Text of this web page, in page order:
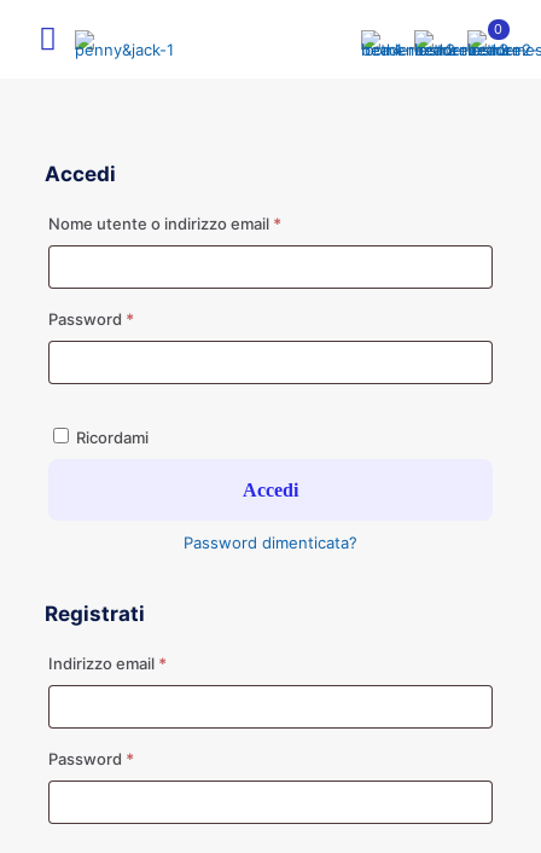
0
Accedi
Nome utente o indirizzo email *Richiesto
Password *Richiesto
Ricordami
Accedi
Password dimenticata?
Registrati
Indirizzo email *Richiesto
Password *Richiesto